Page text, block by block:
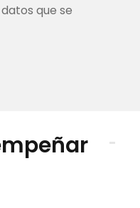
que se